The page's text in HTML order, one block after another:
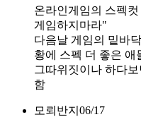
온라인게임의 스펙
게임하지마라"
다음날 게임의 밑바
황에 스펙 더 좋은 애
그따위짓이나 하다
함
모뢰반지 06/17